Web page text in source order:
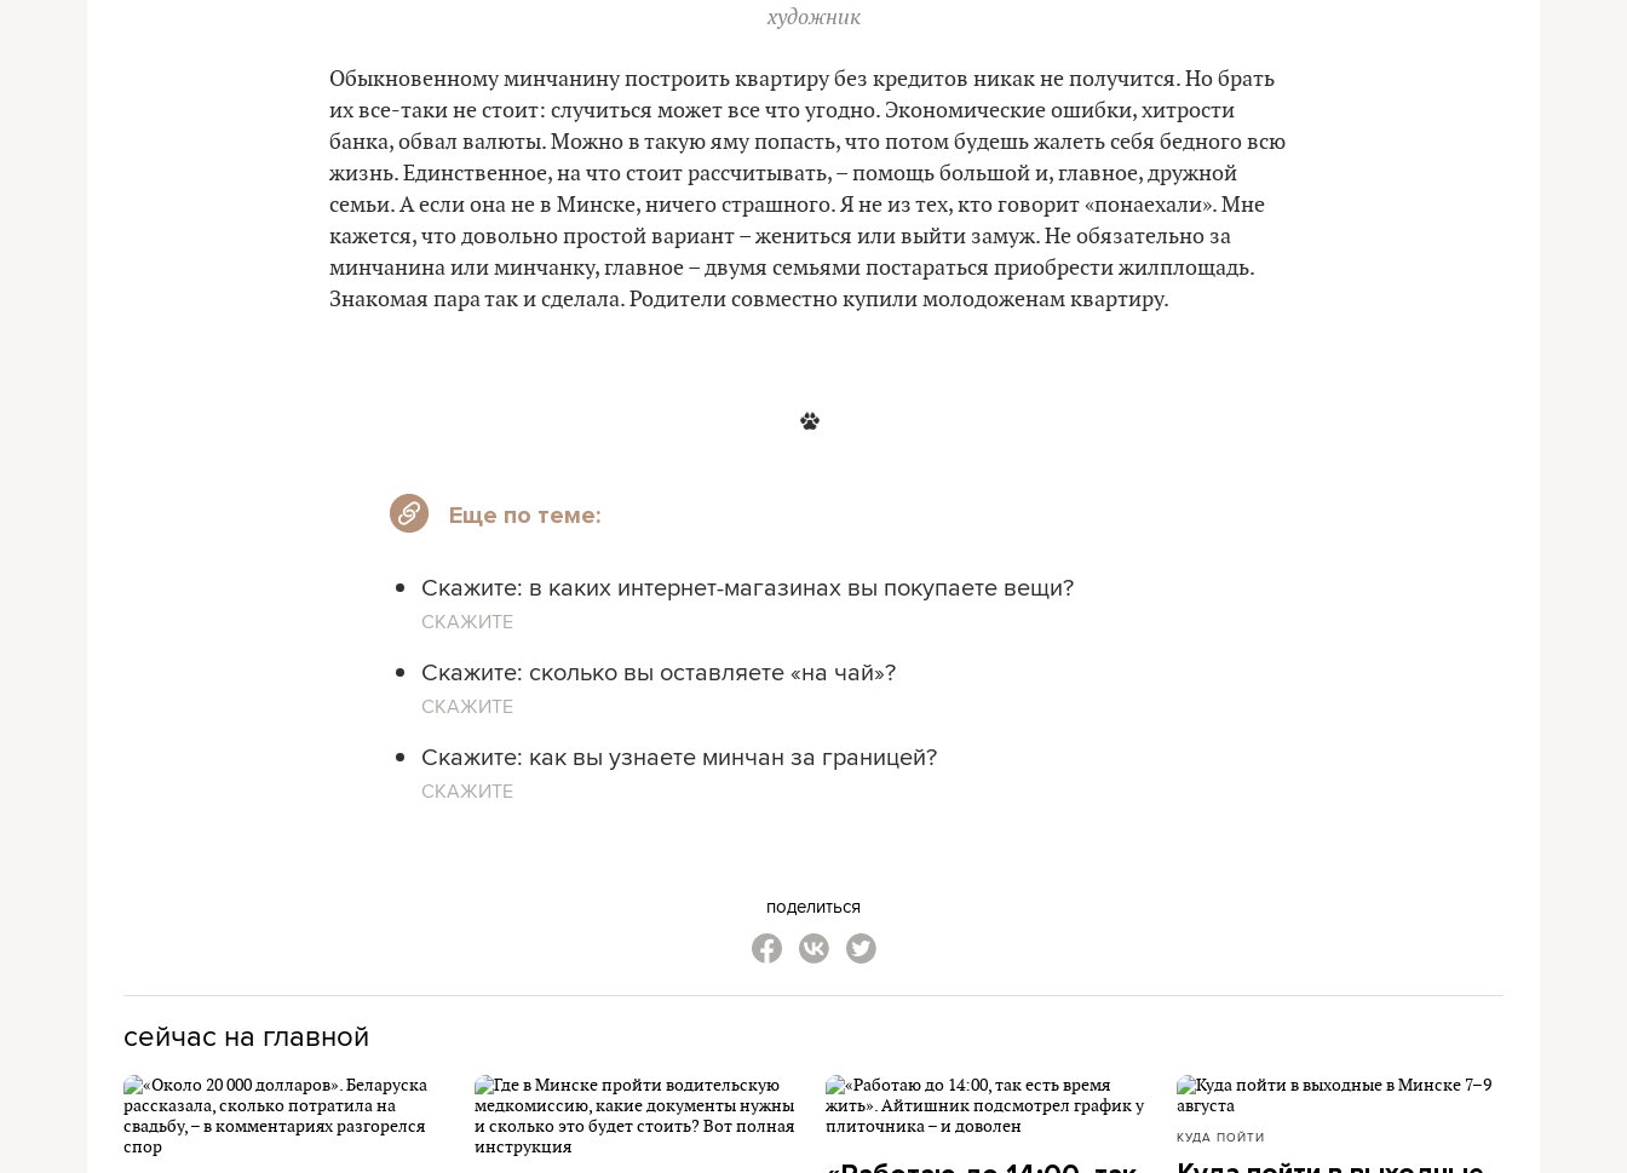
художник
Обыкновенному минчанину построить квартиру без кредитов никак не получится. Но брать
их все-таки не стоит: случиться может все что угодно. Экономические ошибки, хитрости
банка, обвал валюты. Можно в такую яму попасть, что потом будешь жалеть себя бедного всю
жизнь. Единственное, на что стоит рассчитывать, – помощь большой и, главное, дружной
семьи. А если она не в Минске, ничего страшного. Я не из тех, кто говорит «понаехали». Мне
кажется, что довольно простой вариант – жениться или выйти замуж. Не обязательно за
минчанина или минчанку, главное – двумя семьями постараться приобрести жилплощадь.
Знакомая пара так и сделала. Родители совместно купили молодоженам квартиру.
Еще по теме:
Скажите: в каких интернет-магазинах вы покупаете вещи?
СКАЖИТЕ
Скажите: сколько вы оставляете «на чай»?
СКАЖИТЕ
Скажите: как вы узнаете минчан за границей?
СКАЖИТЕ
поделиться
сейчас на главной
КУДА ПОЙТИ